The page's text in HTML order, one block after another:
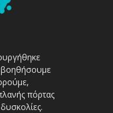
πόρτας